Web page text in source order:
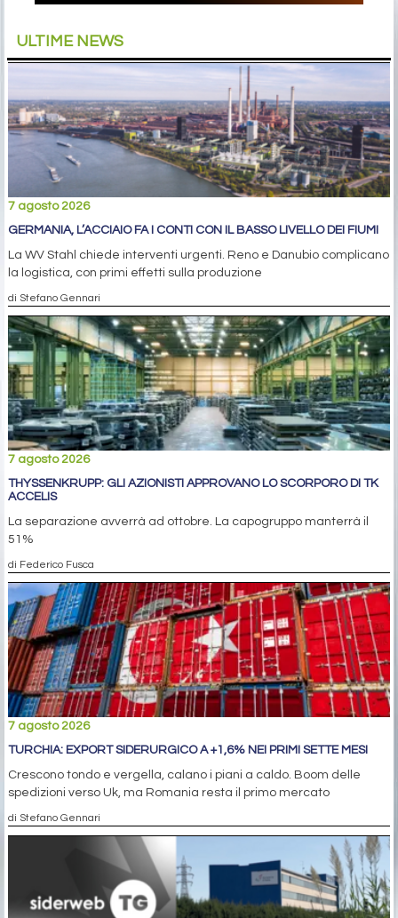
ULTIME NEWS
7 agosto 2026
GERMANIA, L’ACCIAIO FA I CONTI CON IL BASSO LIVELLO DEI FIUMI
La WV Stahl chiede interventi urgenti. Reno e Danubio complicano
la logistica, con primi effetti sulla produzione
di Stefano Gennari
7 agosto 2026
THYSSENKRUPP: GLI AZIONISTI APPROVANO LO SCORPORO DI TK
ACCELIS
La separazione avverrà ad ottobre. La capogruppo manterrà il
51%
di Federico Fusca
7 agosto 2026
TURCHIA: EXPORT SIDERURGICO A +1,6% NEI PRIMI SETTE MESI
Crescono tondo e vergella, calano i piani a caldo. Boom delle
spedizioni verso Uk, ma Romania resta il primo mercato
di Stefano Gennari